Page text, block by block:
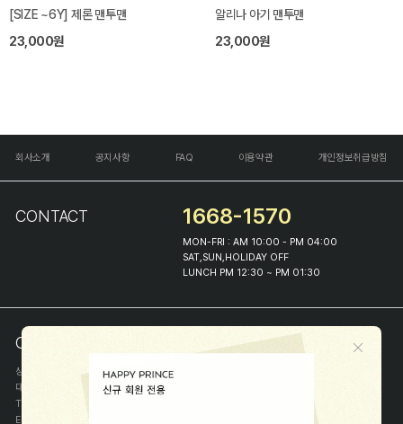
[SIZE ~6Y] 제론 맨투맨
23,000원
알리나 아기 맨투맨
23,000원
회사소개 공지사항 FAQ 이용약관 개인정보취급방침
CONTACT 1668-1570
MON-FRI : AM 10:00 - PM 04:00
SAT,SUN,HOLIDAY OFF
LUNCH PM 12:30 ~ PM 01:30
COMPANY INFO
상호
(주)해피프린스
대표
이화진
TEL
E-MAIL